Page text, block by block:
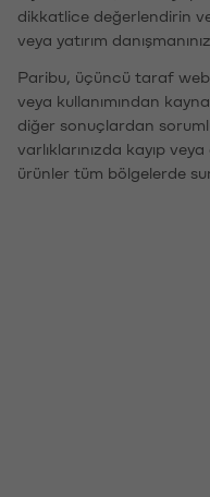
dikkatlice değerlendirin
veya yatırım
Paribu, üçüncü taraf
veya kullanımından
diğer sonuçlardan
varlıklarınızda kayıp
ürünler tüm bölgelerde